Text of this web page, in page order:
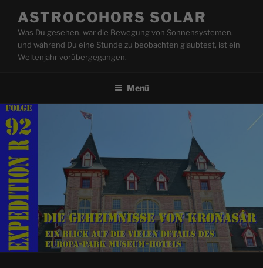
Inhalt
springen
ASTROCOHORS SOLAR
Was Du gesehen, war die Bewegung von Sonnensystemen,
und während Du eine Stunde zu beobachten glaubtest, ist ein
Weltenjahr vorübergegangen.
Menü